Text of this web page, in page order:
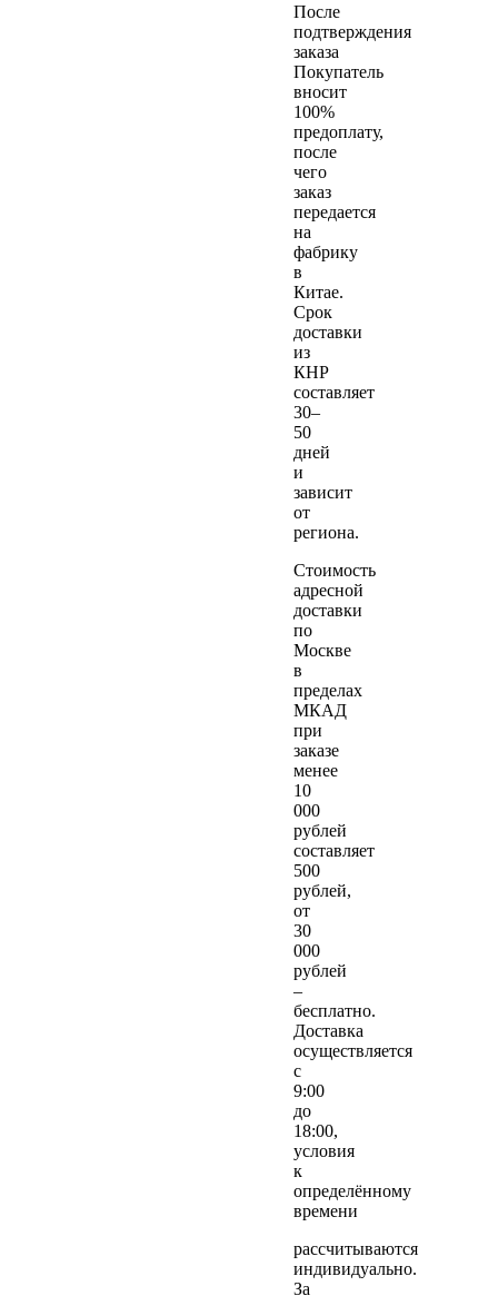
После
подтверждения
заказа
Покупатель
вносит
100%
предоплату,
после
чего
заказ
передается
на
фабрику
в
Китае.
Срок
доставки
из
КНР
составляет
30–
50
дней
и
зависит
от
региона.
Стоимость
адресной
доставки
по
Москве
в
пределах
МКАД
при
заказе
менее
10
000
рублей
составляет
500
рублей,
от
30
000
рублей
–
бесплатно.
Доставка
осуществляется
с
9:00
до
18:00,
условия
к
определённому
времени
рассчитываются
индивидуально.
За